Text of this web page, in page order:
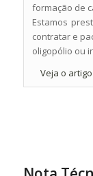
formação de
Estamos
contratar e
oligopólio ou
Veja o